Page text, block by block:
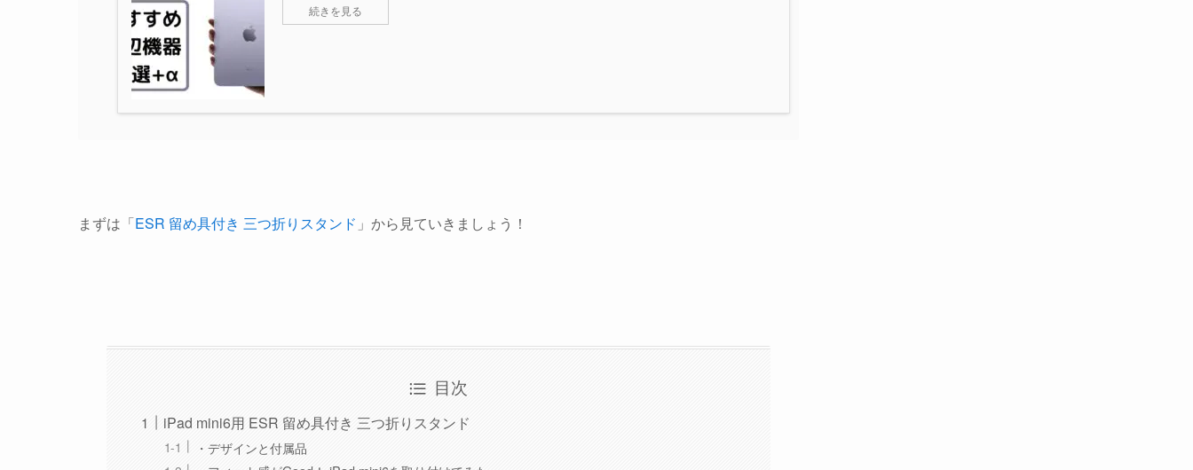
続きを見る
まずは「ESR 留め具付き 三つ折りスタンド 」から見ていきましょう！
目次
iPad mini6用 ESR 留め具付き 三つ折りスタンド
・デザインと付属品